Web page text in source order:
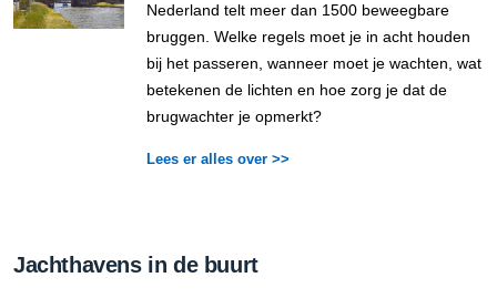
Nederland telt meer dan 1500 beweegbare
bruggen. Welke regels moet je in acht houden
bij het passeren, wanneer moet je wachten, wat
betekenen de lichten en hoe zorg je dat de
brugwachter je opmerkt?
Lees er alles over >>
Jachthavens in de buurt